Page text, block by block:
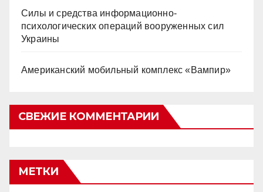
Силы и средства информационно-
психологических операций вооруженных сил
Украины
Американский мобильный комплекс «Вампир»
СВЕЖИЕ КОММЕНТАРИИ
МЕТКИ